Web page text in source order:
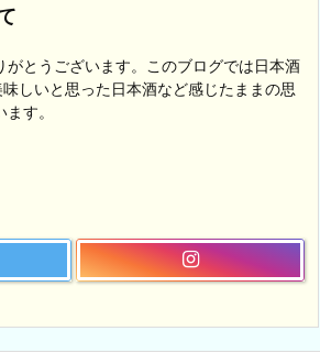
がとうございます。このブログでは日本酒
しいと思った日本酒など感じたままの思
す。